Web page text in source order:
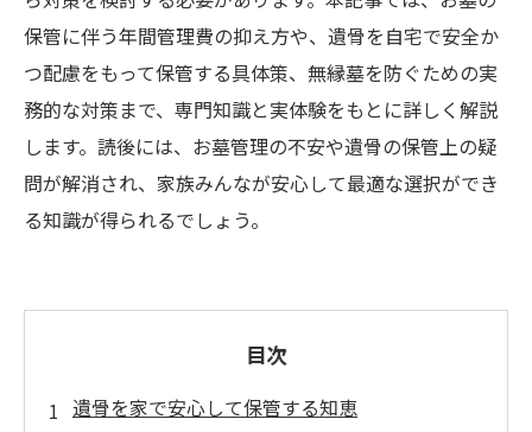
保管に伴う年間管理費の抑え方や、遺骨を自宅で安全か
つ配慮をもって保管する具体策、無縁墓を防ぐための実
務的な対策まで、専門知識と実体験をもとに詳しく解説
します。読後には、お墓管理の不安や遺骨の保管上の疑
問が解消され、家族みんなが安心して最適な選択ができ
る知識が得られるでしょう。
目次
遺骨を家で安心して保管する知恵